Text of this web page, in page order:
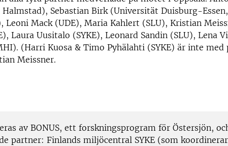
Sebastian Birk (Universität Duisburg-
Leoni Mack (UDE), Maria Kahlert (SLU), Kristian
Laura Uusitalo (SYKE), Leonard Sandin (SLU), Lena
(Harri Kuosa & Timo Pyhälahti (SYKE) är inte med
Meissner.
av BONUS, ett forskningsprogram för Östersjön,
partner: Finlands miljöcentral SYKE (som koordinerar